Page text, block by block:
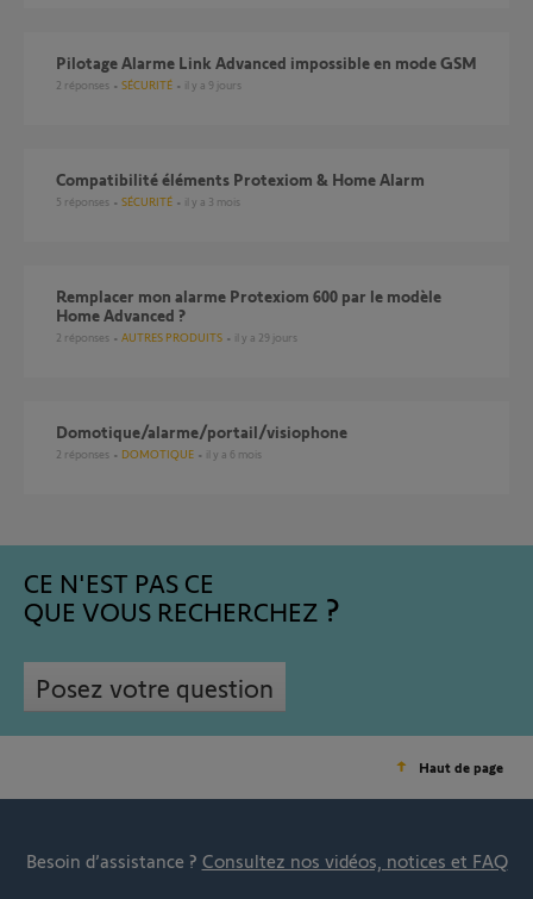
Pilotage Alarme Link Advanced impossible en mode GSM
2 réponses SÉCURITÉ il y a 9 jours
Compatibilité éléments Protexiom & Home Alarm
5 réponses SÉCURITÉ il y a 3 mois
Remplacer mon alarme Protexiom 600 par le modèle
Home Advanced ?
2 réponses AUTRES PRODUITS il y a 29 jours
domotique/alarme/portail/visiophone
2 réponses DOMOTIQUE il y a 6 mois
CE N'EST PAS CE
QUE VOUS RECHERCHEZ
Posez votre question
Haut de page
Besoin d’assistance ? Consultez nos vidéos, notices et FAQ